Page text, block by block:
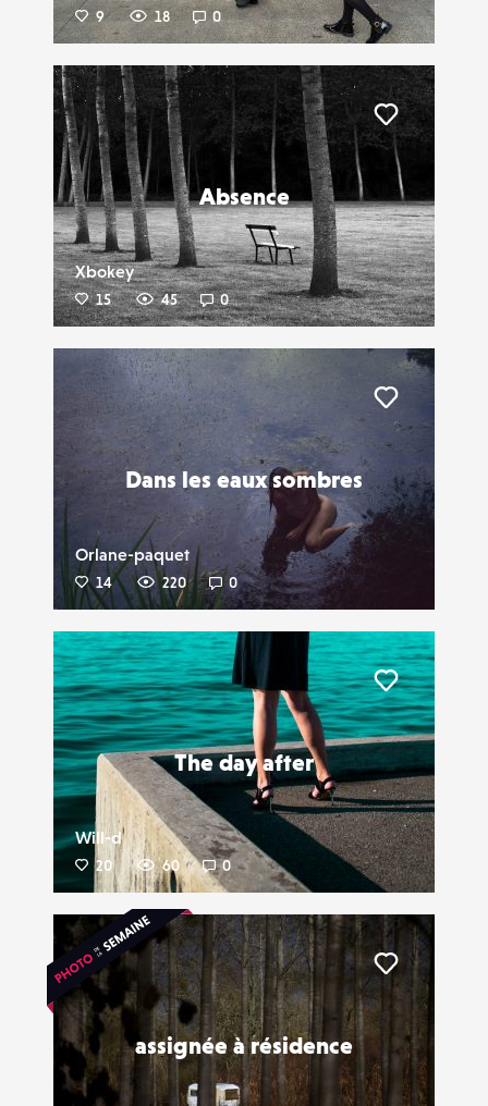
9 18 0
Absence
Xbokey
15 45 0
Dans les eaux sombres
Orlane-paquet
14 220 0
The day after
Will-d
20 60 0
Liker
assignée à résidence